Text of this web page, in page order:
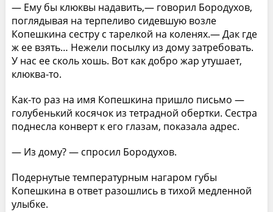
— Ему бы клюквы надавить,— говорил Бородухов,
поглядывая на терпеливо сидевшую возле
Копешкина сестру с тарелкой на коленях.— Дак где
ж ее взять… Нежели посылку из дому затребовать.
У нас ее сколь хошь. Вот как добро жар утушает,
клюква-то.
Как-то раз на имя Копешкина пришло письмо —
голубенький косячок из тетрадной обертки. Сестра
поднесла конверт к его глазам, показала адрес.
— Из дому? — спросил Бородухов.
Подернутые температурным нагаром губы
Копешкина в ответ разошлись в тихой медленной
улыбке.